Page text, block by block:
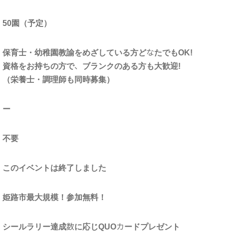
50園（予定）
保育士・幼稚園教諭をめざしている方どなたでもOK!
資格をお持ちの方で、ブランクのある方も大歓迎!
（栄養士・調理師も同時募集）
ー
不要
このイベントは終了しました
姫路市最大規模！参加無料！
シールラリー達成数に応じQUOカードプレゼント